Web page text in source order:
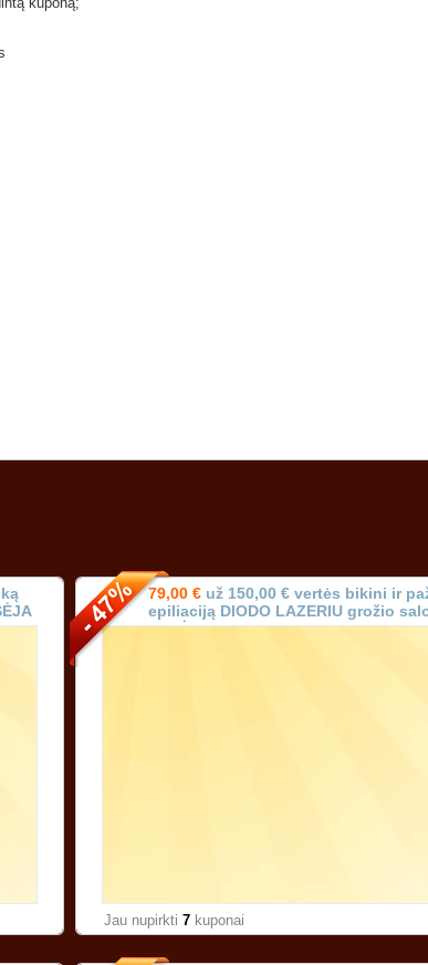
79,00 € už 150,00 € vertės bikini ir
epiliaciją DIODO LAZERIU grožio
DESĖJA Vilniuje!
Jau nupirkti 7 kuponai